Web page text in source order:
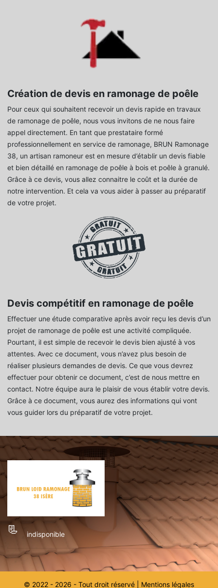
Création de devis en ramonage de poêle
Pour ceux qui souhaitent recevoir un devis rapide en travaux
de ramonage de poêle, nous vous invitons de ne nous faire
appel directement. En tant que prestataire formé
professionnellement en service de ramonage, BRUN Ramonage
38, un artisan ramoneur est en mesure d’établir un devis fiable
et bien détaillé en ramonage de poêle à bois et poêle à granulé.
Grâce à ce devis, vous allez connaitre le coût et la durée de
notre intervention. Et cela va vous aider à passer au préparatif
de votre projet.
Devis compétitif en ramonage de poêle
Effectuer une étude comparative après avoir reçu les devis d’un
projet de ramonage de poêle est une activité compliquée.
Pourtant, il est simple de recevoir le devis bien ajusté à vos
attentes. Avec ce document, vous n’avez plus besoin de
réaliser plusieurs demandes de devis. Ce que vous devrez
effectuer pour obtenir ce document, c’est de nous mettre en
contact. Notre équipe aura le plaisir de vous établir votre devis.
Grâce à ce document, vous aurez des informations qui vont
vous guider lors du préparatif de votre projet.
indisponible
© 2022 - 2026 - Tout droit réservé | Mentions légales